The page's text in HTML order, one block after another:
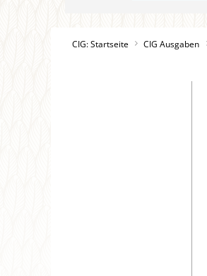
CIG: Startseite CIG Ausgaben